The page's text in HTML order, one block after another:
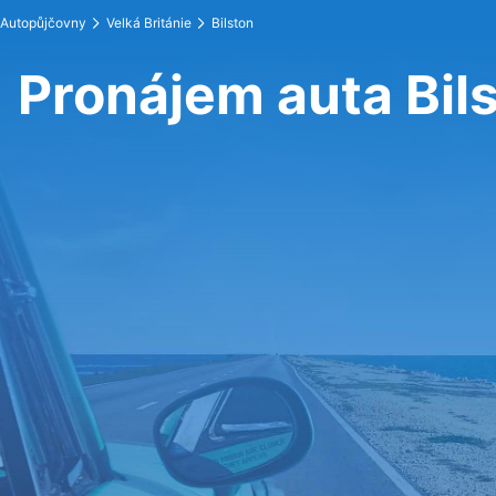
Autopůjčovny Velká Británie Bilston
Pronájem auta